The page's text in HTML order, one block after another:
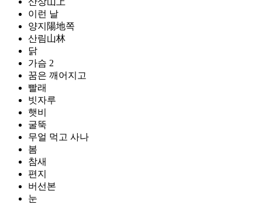
이런 날
양지陽地쪽
산림山林
닭
가슴 2
꿈은 깨어지고
빨래
빗자루
햇비
굴뚝
무얼 먹고 사나
봄
참새
편지
버선본
눈